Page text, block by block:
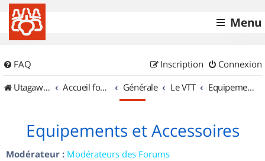
Menu
FAQ Connexion
Inscription
UtagawaVTT (Randos VTT et VTTAE avec traces GPS)
Accueil forum Générale Le VTT Equipements et Accessoires
Equipements et Accessoires
Modérateur : Modérateurs des Forums